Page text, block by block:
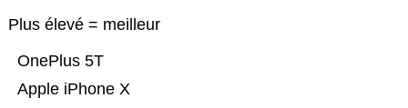
Plus élevé = meilleur
Apple iPhone X
OnePlus 5T